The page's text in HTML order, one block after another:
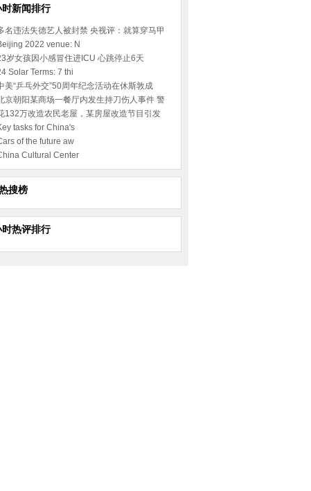
新闻排行
名违法失德艺人被封禁 央视评：就算穿马甲
2022 venue: N
岁女孩因小感冒住进ICU 心跳停止6天
Solar Terms: 7 thi
美“乒乓外交”50周年纪念活动在休斯敦成
京朝阳某商场一餐厅内发生持刀伤人事件 警
132万改造农民老屋，某房屋改造节目引发
tasks for China's
of the future aw
Cultural Center
搜榜
热评排行